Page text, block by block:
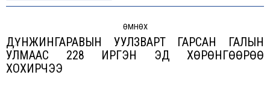
ӨМНӨХ
Previous
ДҮНЖИНГАРАВЫН УУЛЗВАРТ ГАРСАН ГАЛЫН
УЛМААС 228 ИРГЭН ЭД ХӨРӨНГӨӨРӨӨ
ХОХИРЧЭЭ